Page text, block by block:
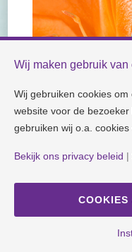
Check
Wij maken gebruik van
Wij gebruiken cookies
website voor de
gebruiken wij o.a.
Bekijk ons privacy beleid |
COOKIES